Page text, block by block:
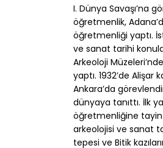
I. Dünya Savaşı’na
öğretmenlik,
öğretmenliği yaptı.
ve sanat tarihi
Arkeoloji
yaptı. 1932’de
Ankara’da
dünyaya tanıttı. İlk
öğretmenliğine tayin
arkeolojisi ve sanat
tepesi ve Bitik